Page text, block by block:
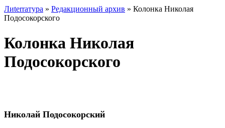
Лиterraтура » Редакционный архив » Колонка Николая
Подосокорского
Колонка Николая
Подосокорского
Николай Подосокорский